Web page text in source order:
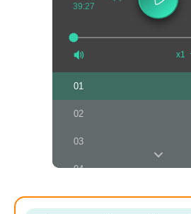
39:27
x1
01
02
03
04
05